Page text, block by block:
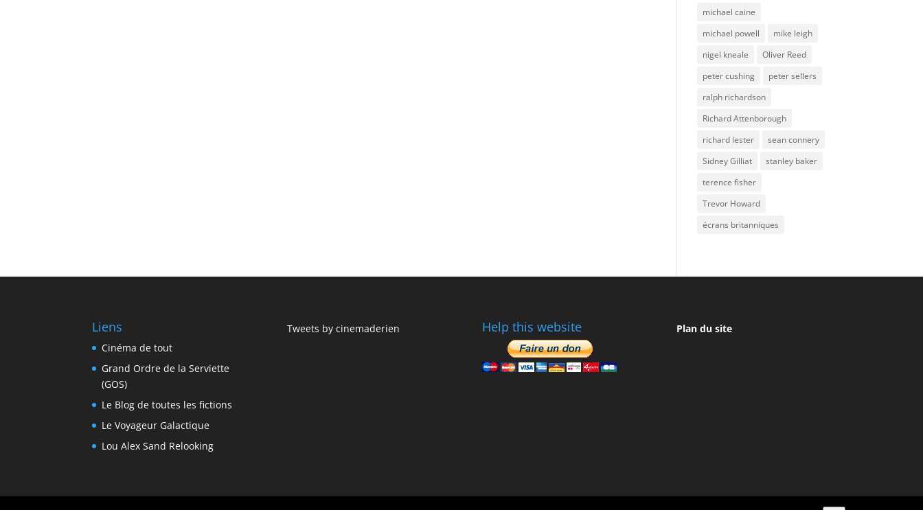
michael caine
michael powell
mike leigh
nigel kneale
Oliver Reed
peter cushing
peter sellers
ralph richardson
Richard Attenborough
richard lester
sean connery
Sidney Gilliat
stanley baker
terence fisher
Trevor Howard
écrans britanniques
Liens
Cinéma de tout
Grand Ordre de la Serviette
(GOS)
Le Blog de toutes les fictions
Le Voyageur Galactique
Lou Alex Sand Relooking
Tweets by cinemaderien Help this website Plan du site